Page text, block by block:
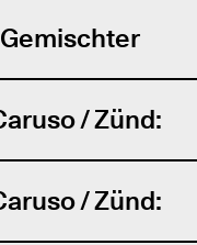
/ Zünd:
/ Zünd: